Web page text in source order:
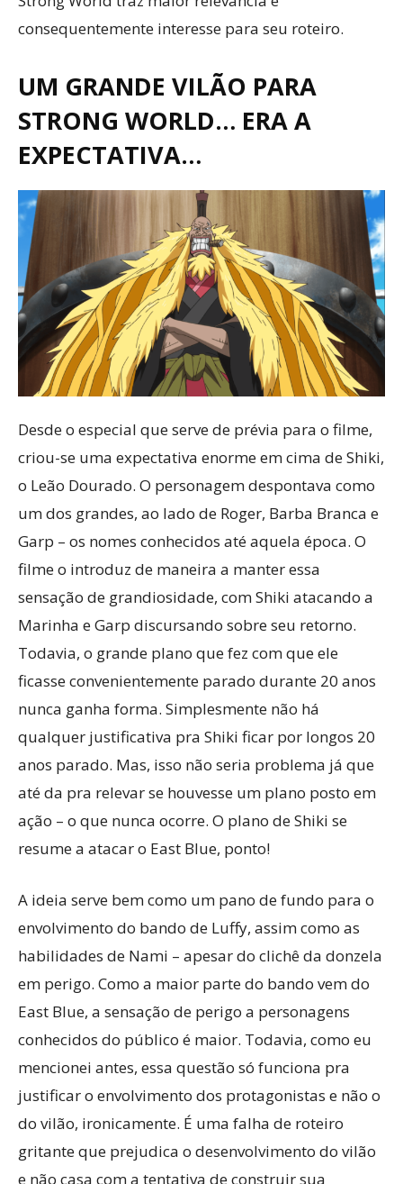
consequentemente interesse para seu roteiro.
UM GRANDE VILÃO PARA
STRONG WORLD… ERA A
EXPECTATIVA…
Desde o especial que serve de prévia para o filme,
criou-se uma expectativa enorme em cima de Shiki,
o Leão Dourado. O personagem despontava como
um dos grandes, ao lado de Roger, Barba Branca e
Garp – os nomes conhecidos até aquela época. O
filme o introduz de maneira a manter essa
sensação de grandiosidade, com Shiki atacando a
Marinha e Garp discursando sobre seu retorno.
Todavia, o grande plano que fez com que ele
ficasse convenientemente parado durante 20 anos
nunca ganha forma. Simplesmente não há
qualquer justificativa pra Shiki ficar por longos 20
anos parado. Mas, isso não seria problema já que
até da pra relevar se houvesse um plano posto em
ação – o que nunca ocorre. O plano de Shiki se
resume a atacar o East Blue, ponto!
A ideia serve bem como um pano de fundo para o
envolvimento do bando de Luffy, assim como as
habilidades de Nami – apesar do clichê da donzela
em perigo. Como a maior parte do bando vem do
East Blue, a sensação de perigo a personagens
conhecidos do público é maior. Todavia, como eu
mencionei antes, essa questão só funciona pra
justificar o envolvimento dos protagonistas e não o
do vilão, ironicamente. É uma falha de roteiro
gritante que prejudica o desenvolvimento do vilão
e não casa com a tentativa de construir sua